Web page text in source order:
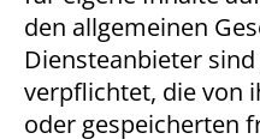
den allgemeinen
Diensteanbieter
verpflichtet, die von
oder gespeicherten